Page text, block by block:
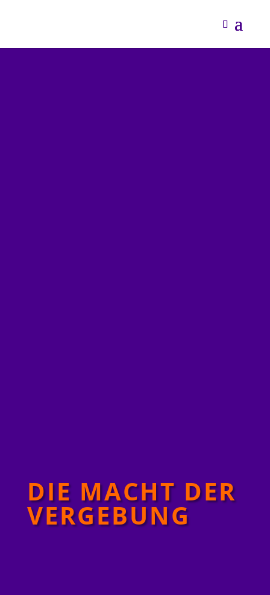
DIE MACHT DER
VERGEBUNG